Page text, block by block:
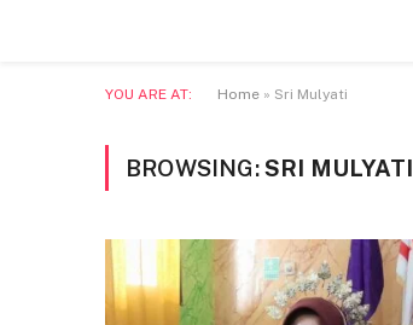
YOU ARE AT: Home » Sri Mulyati
BROWSING:SRI MULYATI